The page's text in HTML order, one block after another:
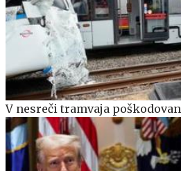
V nesreči tramvaja